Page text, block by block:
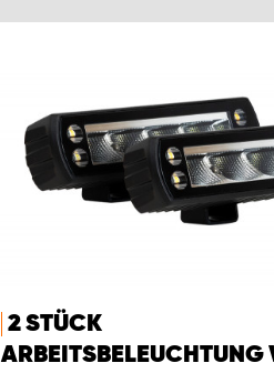
2 STÜCK
ARBEITSBELEUCHTUNG